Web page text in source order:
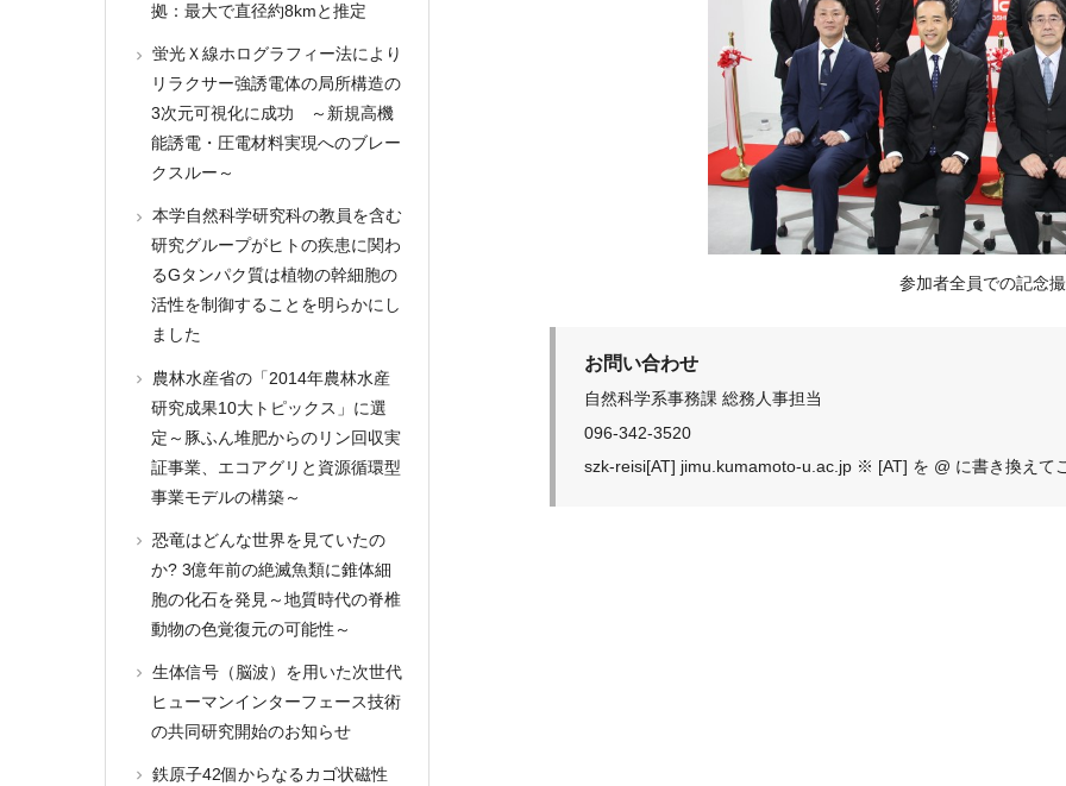
参加者全員での記念
お問い合わせ
自然科学系事務課 総務人事担当
096-342-3520
szk-reisi[AT] jimu.kumamoto-u.ac.jp ※ [AT] を @ に書き換えて
拠：最大で直径約8kmと推定
蛍光Ｘ線ホログラフィー法により
リラクサー強誘電体の局所構造の
3次元可視化に成功 ～新規高機
能誘電・圧電材料実現へのブレー
クスルー～
本学自然科学研究科の教員を含む
研究グループがヒトの疾患に関わ
るGタンパク質は植物の幹細胞の
活性を制御することを明らかにし
ました
農林水産省の「2014年農林水産
研究成果10大トピックス」に選
定～豚ふん堆肥からのリン回収実
証事業、エコアグリと資源循環型
事業モデルの構築～
恐竜はどんな世界を見ていたの
か? 3億年前の絶滅魚類に錐体細
胞の化石を発見～地質時代の脊椎
動物の色覚復元の可能性～
生体信号（脳波）を用いた次世代
ヒューマンインターフェース技術
の共同研究開始のお知らせ
鉄原子42個からなるカゴ状磁性